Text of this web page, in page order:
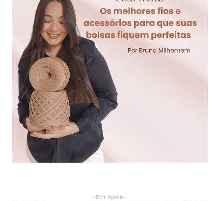
- Bom Apetite -